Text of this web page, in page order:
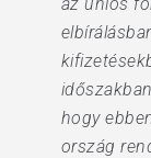
hogy
ország